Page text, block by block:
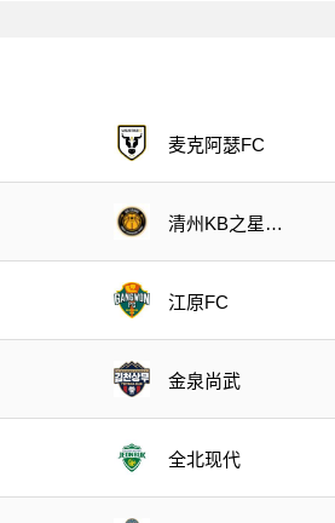
麦克阿瑟FC
清州KB之星女
江原FC
金泉尚武
全北现代